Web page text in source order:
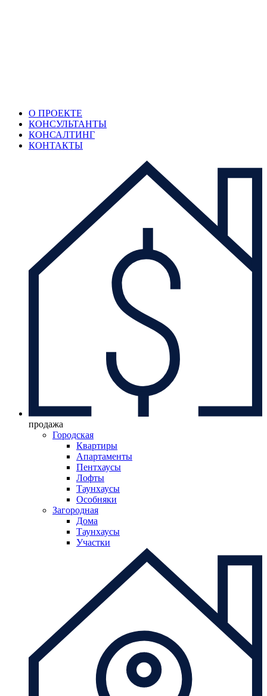
О ПРОЕКТЕ
КОНСУЛЬТАНТЫ
КОНСАЛТИНГ
КОНТАКТЫ
продажа
Городская
Квартиры
Апартаменты
Пентхаусы
Лофты
Таунхаусы
Особняки
Загородная
Дома
Таунхаусы
Участки